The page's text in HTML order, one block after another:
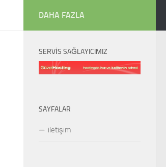
DAHA FAZLA
SERVIS SAĞLAYICIMIZ
SAYFALAR
iletişim